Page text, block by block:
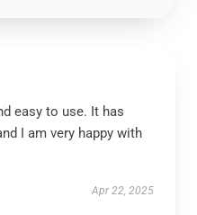
easy to use. It has
I am very happy with
Apr 22, 2025